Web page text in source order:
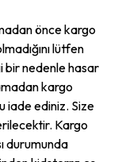
önce kargo
lütfen
bir nedenle hasar
kargo
iade ediniz. Size
Kargo
durumunda